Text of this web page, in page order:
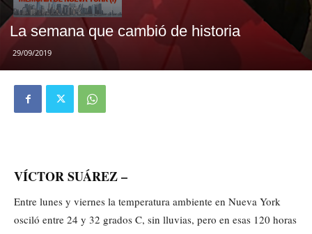
La semana que cambió de historia
29/09/2019
VÍCTOR SUÁREZ –
Entre lunes y viernes la temperatura ambiente en Nueva York
osciló entre 24 y 32 grados C, sin lluvias, pero en esas 120 horas